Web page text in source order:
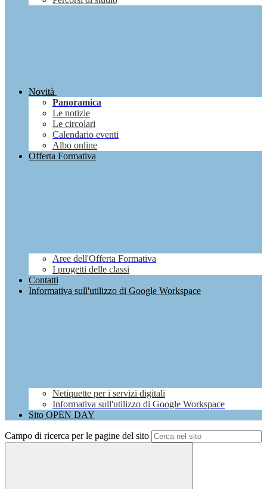
Novità
Panoramica
Le notizie
Le circolari
Calendario eventi
Albo online
Offerta Formativa
Aree dell'Offerta Formativa
I progetti delle classi
Contatti
Informativa sull'utilizzo di Google Workspace
Netiquette per i servizi digitali
Informativa sull'utilizzo di Google Workspace
Sito OPEN DAY
Campo di ricerca per le pagine del sito